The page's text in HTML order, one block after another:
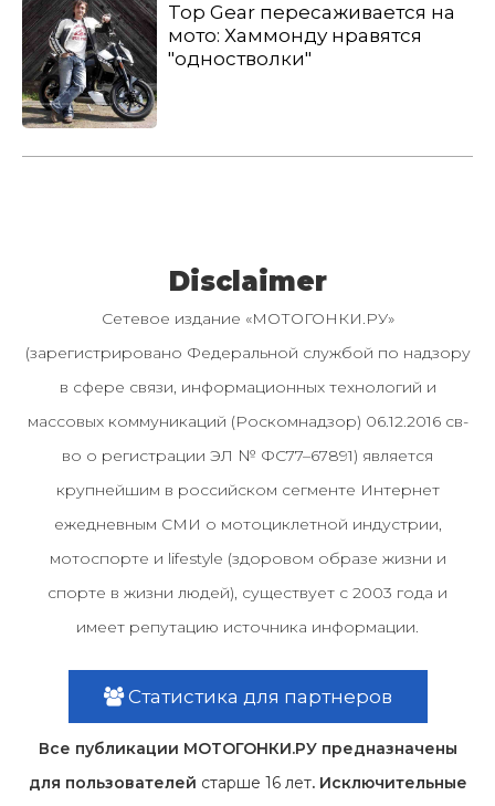
Top Gear пересаживается на
мото: Хаммонду нравятся
"одностволки"
Disclaimer
Сетевое издание «МОТОГОНКИ.РУ»
(зарегистрировано Федеральной службой по надзору
в сфере связи, информационных технологий и
массовых коммуникаций (Роскомнадзор) 06.12.2016 св-
во о регистрации ЭЛ № ФС77–67891) является
крупнейшим в российском сегменте Интернет
ежедневным СМИ о мотоциклетной индустрии,
мотоспорте и lifestyle (здоровом образе жизни и
спорте в жизни людей), существует с 2003 года и
имеет репутацию источника информации.
Статистика для партнеров
Все публикации МОТОГОНКИ.РУ предназначены
для пользователей старше 16 лет. Исключительные